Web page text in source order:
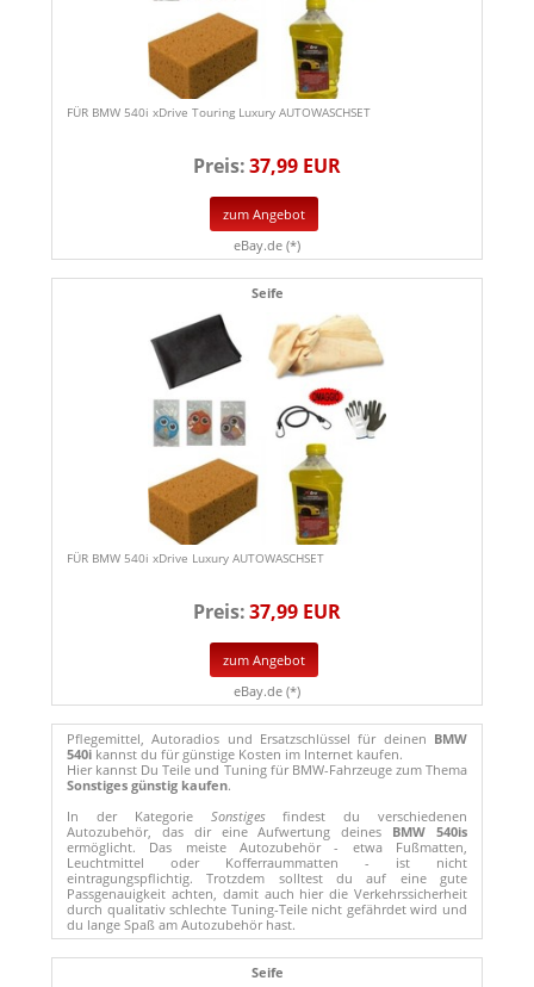
FÜR BMW 540i xDrive Touring Luxury AUTOWASCHSET
Preis:37,99 EUR
zum Angebot
eBay.de (*)
Seife
FÜR BMW 540i xDrive Luxury AUTOWASCHSET
Preis:37,99 EUR
zum Angebot
eBay.de (*)
Pflegemittel, Autoradios und Ersatzschlüssel für deinen BMW
540ikannst du für günstige Kosten im Internet kaufen.
Hier kannst Du Teile und Tuning für BMW-Fahrzeuge zum Thema
Sonstiges günstig kaufen.
In der Kategorie Sonstigesfindest du verschiedenen
Autozubehör, das dir eine Aufwertung deines BMW 540is
ermöglicht. Das meiste Autozubehör - etwa Fußmatten,
Leuchtmittel oder Kofferraummatten - ist nicht
eintragungspflichtig. Trotzdem solltest du auf eine gute
Passgenauigkeit achten, damit auch hier die Verkehrssicherheit
durch qualitativ schlechte Tuning-Teile nicht gefährdet wird und
du lange Spaß am Autozubehör hast.
Seife